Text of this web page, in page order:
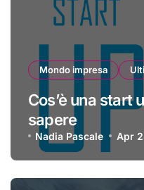
Mondo impresa
Cos’è una start
sapere
Nadia Pascale Apr